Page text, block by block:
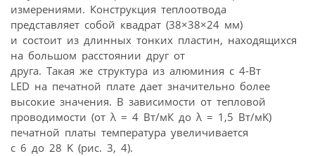
измерениями. Конструкция теплоотвода
представляет собой квадрат (38×38×24 мм)
и состоит из длинных тонких пластин, находящихся
на большом расстоянии друг от
друга. Такая же структура из алюминия с 4-Вт
LED на печатной плате дает значительно более
высокие значения. В зависимости от тепловой
проводимости (от λ = 4 Вт/мК до λ = 1,5 Вт/мK)
печатной платы температура увеличивается
с 6 до 28 K (рис. 3, 4).